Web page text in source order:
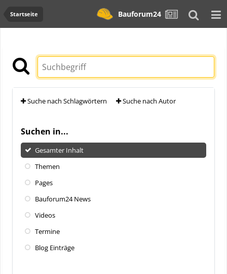
Startseite Bauforum24
Suche nach Schlagwörtern Suche nach Autor
Suchen in...
Gesamter Inhalt
Themen
Pages
Bauforum24 News
Videos
Termine
Blog Einträge